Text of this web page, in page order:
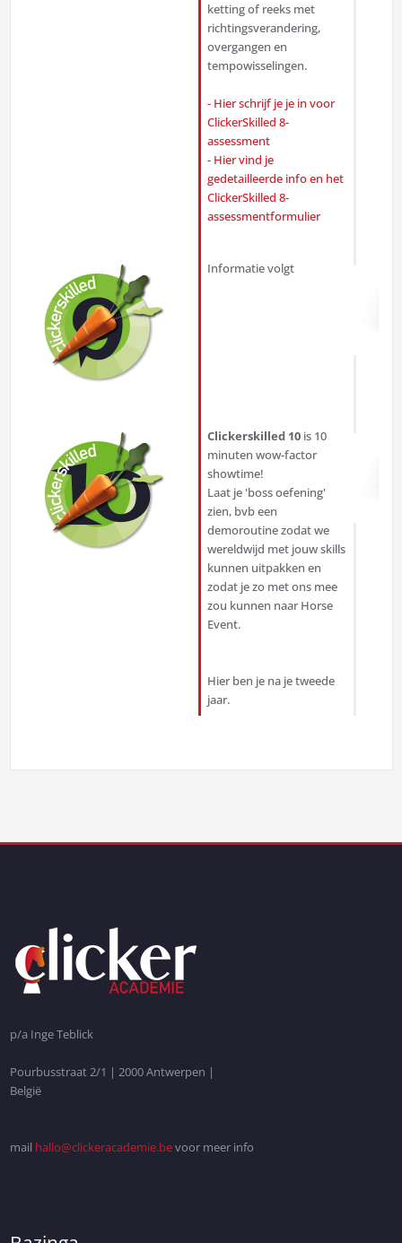
ketting of reeks met
richtingsverandering,
overgangen en
tempowisselingen.
- Hier schrijf je je in voor
ClickerSkilled 8-
assessment
- Hier vind je
gedetailleerde info en het
ClickerSkilled 8-
assessmentformulier
Informatie volgt
Clickerskilled 10is 10
minuten wow-factor
showtime!
Laat je 'boss oefening'
zien, bvb een
demoroutine zodat we
wereldwijd met jouw skills
kunnen uitpakken en
zodat je zo met ons mee
zou kunnen naar Horse
Event.
Hier ben je na je tweede
jaar.
p/a Inge Teblick
Pourbusstraat 2/1 | 2000 Antwerpen |
België
mail hallo@clickeracademie.bevoor meer info